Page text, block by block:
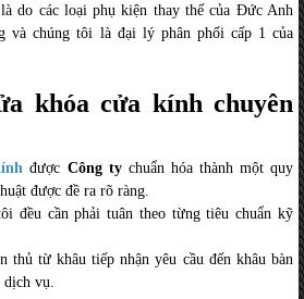
do các loại phụ kiện thay thế của Đức Anh
và chúng tôi là đại lý phân phối cấp 1 của
khóa cửa kính chuyên
được Công tychuẩn hóa thành một quy
được đề ra rõ ràng.
đều cần phải tuân theo từng tiêu chuẩn kỹ
thủ từ khâu tiếp nhận yêu cầu đến khâu bàn
vụ.